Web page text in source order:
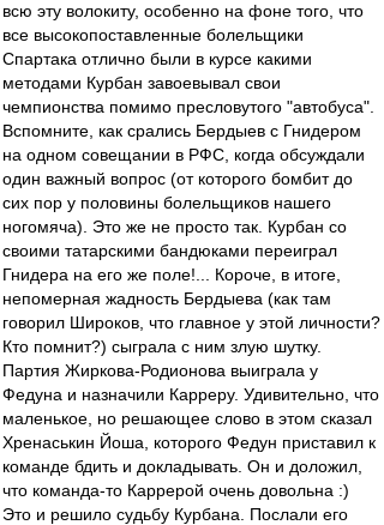
всю эту волокиту, особенно на фоне того, что
все высокопоставленные болельщики
Спартака отлично были в курсе какими
методами Курбан завоевывал свои
чемпионства помимо пресловутого "автобуса".
Вспомните, как срались Бердыев с Гнидером
на одном совещании в РФС, когда обсуждали
один важный вопрос (от которого бомбит до
сих пор у половины болельщиков нашего
ногомяча). Это же не просто так. Курбан со
своими татарскими бандюками переиграл
Гнидера на его же поле!... Короче, в итоге,
непомерная жадность Бердыева (как там
говорил Широков, что главное у этой личности?
Кто помнит?) сыграла с ним злую шутку.
Партия Жиркова-Родионова выиграла у
Федуна и назначили Карреру. Удивительно, что
маленькое, но решающее слово в этом сказал
Хренаськин Йоша, которого Федун приставил к
команде бдить и докладывать. Он и доложил,
что команда-то Каррерой очень довольна :)
Это и решило судьбу Курбана. Послали его